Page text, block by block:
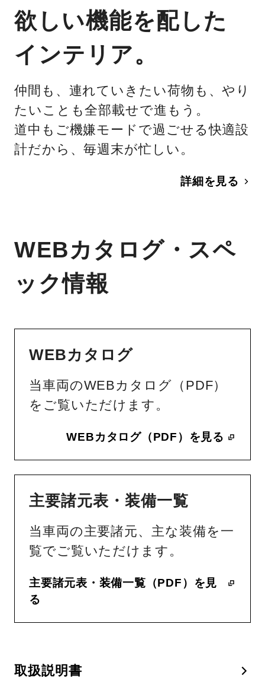
欲しい機能を配した
インテリア。
仲間も、連れていきたい荷物も、やり
たいことも全部載せで進もう。
道中もご機嫌モードで過ごせる快適設
計だから、毎週末が忙しい。
詳細を見る
WEBカタログ・スペ
ック情報
WEBカタログ
当車両のWEBカタログ（PDF）
をご覧いただけます。
WEBカタログ（PDF）を見る
主要諸元表・装備一覧
当車両の主要諸元、主な装備を一
覧でご覧いただけます。
主要諸元表・装備一覧（PDF）を見
る
取扱説明書